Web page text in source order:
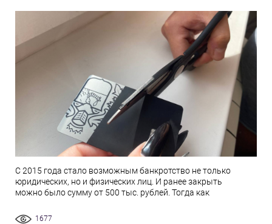
С 2015 года стало возможным банкротство не только
юридических, но и физических лиц. И ранее закрыть
можно было сумму от 500 тыс. рублей. Тогда как
1677